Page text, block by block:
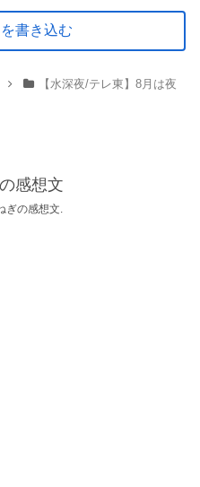
書き込む
【水深夜/テレ東】8月は夜
感想文
の感想文.